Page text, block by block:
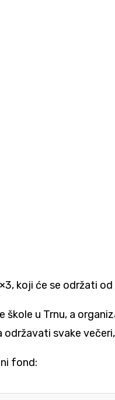
koji će se održati
škole u Trnu, a
održavati svake
fond: